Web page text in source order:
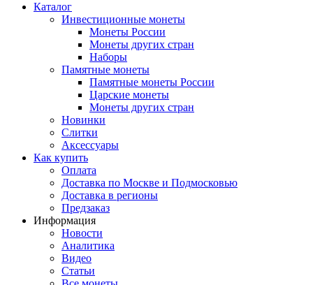
Каталог
Инвестиционные монеты
Монеты России
Монеты других стран
Наборы
Памятные монеты
Памятные монеты России
Царские монеты
Монеты других стран
Новинки
Слитки
Аксессуары
Как купить
Оплата
Доставка по Москве и Подмосковью
Доставка в регионы
Предзаказ
Информация
Новости
Аналитика
Видео
Статьи